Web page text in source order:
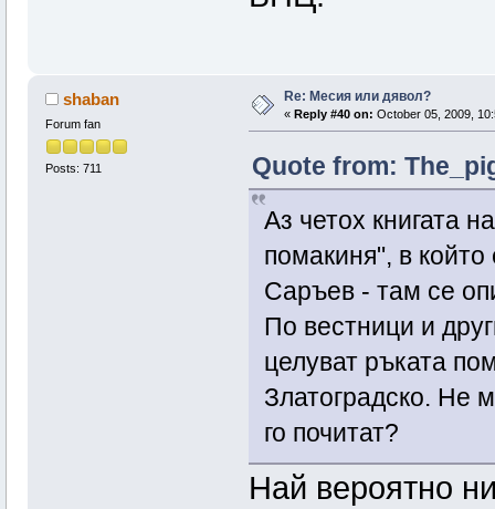
shaban
Forum fan
Posts: 711
Re: Месия или дявол?
« Reply #40 on: October 05, 2009,
Quote from:
Аз четох книгата
помакиня", в който
Саръев - там се
По вестници и
целуват ръката
Златоградско. Не
го почитат?
Най вероятно